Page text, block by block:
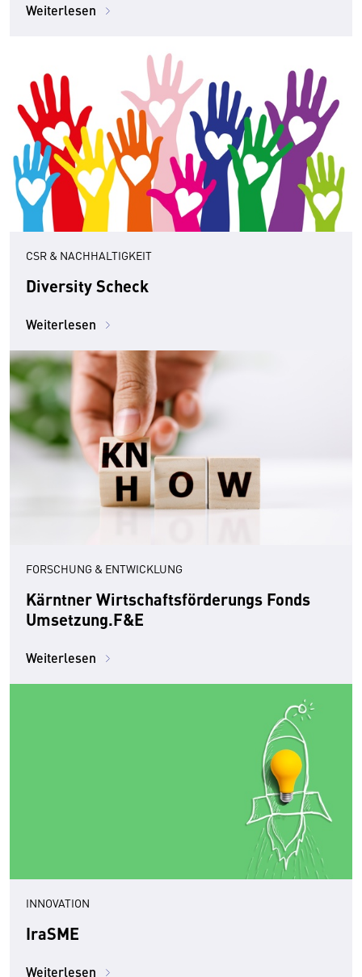
Weiterlesen
CSR & NACHHALTIGKEIT
Diversity Scheck
Weiterlesen
FORSCHUNG & ENTWICKLUNG
Kärntner Wirtschaftsförderungs Fonds
Umsetzung.F&E
Weiterlesen
INNOVATION
IraSME
Weiterlesen